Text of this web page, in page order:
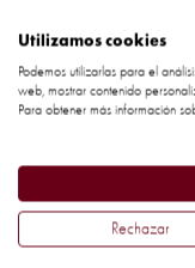
murciélagos a los
medio, cerrando
Incluso si este caso
posible transmisión
humanos
Utilizamos cookies
Podemos utilizarlas para el
web, mostrar contenido
Para obtener más información
Rechazar